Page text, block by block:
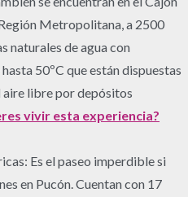
Metropolitana, a 2500
naturales de agua con
50ºC que están dispuestas
libre por depósitos
vivir esta experiencia?
Es el paseo imperdible si
en Pucón. Cuentan con 17